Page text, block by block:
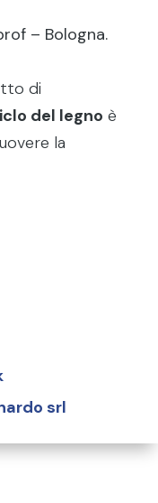
– Bologna.
di
del legno è
la
srl